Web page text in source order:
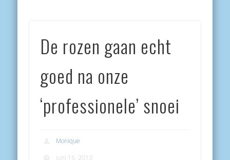
De rozen gaan echt
goed na onze
‘professionele’ snoei
Monique
juni 16, 2013